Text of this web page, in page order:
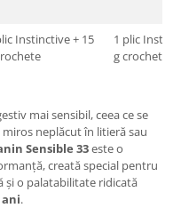
Instinctive + 15
1 plic
g crochete
mai sensibil, ceea ce se
neplăcut în litieră sau
Sensible 33este o
creată special pentru
și o palatabilitate ridicată
ani.